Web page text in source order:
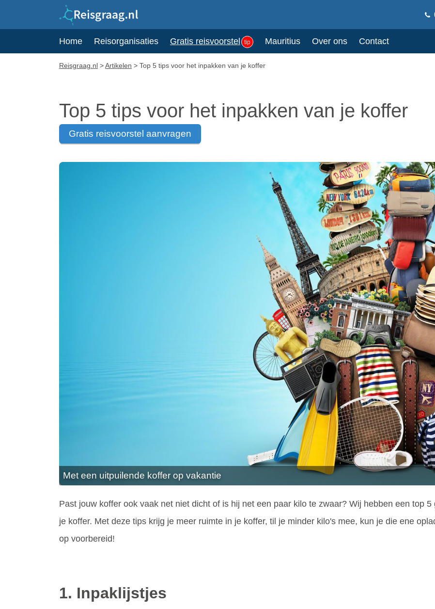
Home Reisorganisaties Gratis reisvoorstel tip Mauritius Over ons Contact
Reisgraag.nl >Artikelen > Top 5 tips voor het inpakken van je koffer
Top 5 tips voor het inpakken van je koffer
gratis reisvoorstel aanvragen
Met een uitpuilende koffer op vakantie
Past jouw koffer ook vaak net niet dicht of is hij net een paar kilo te zwaar? Wij hebben een top
je koffer. Met deze tips krijg je meer ruimte in je koffer, til je minder kilo's mee, kun je die ene
op voorbereid!
1. Inpaklijstjes